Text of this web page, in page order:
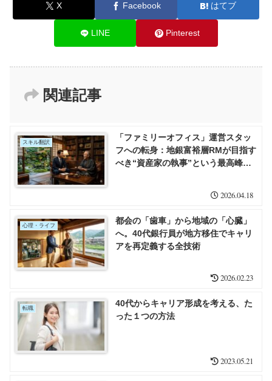
X Facebook はてブ
LINE Pinterest
関連記事
スキル翻訳
「ファミリーオフィス」運営スタッ
フへの転身：地銀富裕層RMが目指す
べき“資産家の執事”という最高峰の
2026.04.18
心理・ライフ
都会の「歯車」から地域の「心臓」
へ。40代銀行員が地方移住でキャリ
アを再定義する全技術
2026.02.23
転職
40代からキャリア形成を考える、た
った１つの方法
2023.05.21